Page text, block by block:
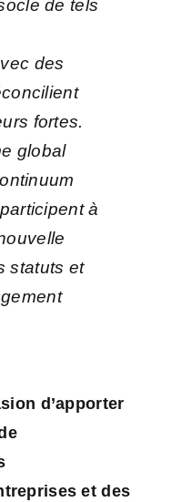
de tels
des
fortes.
global
à
statuts et
d’apporter
et des